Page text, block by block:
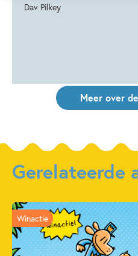
Dav Pilkey
Meer over
Gerelateerde
Winactie